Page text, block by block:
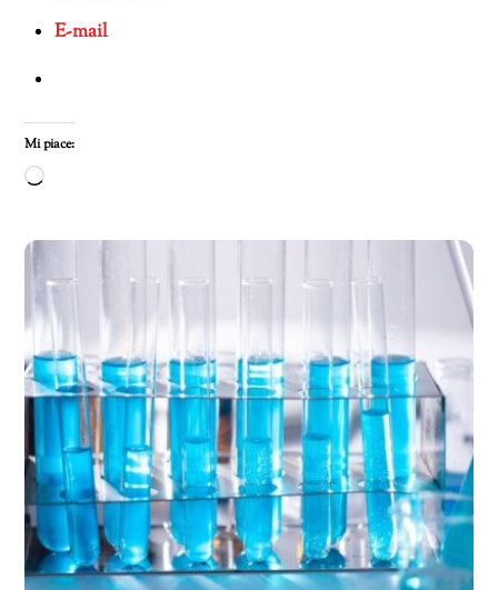
E-mail
Mi piace:
Caricamento
corso…